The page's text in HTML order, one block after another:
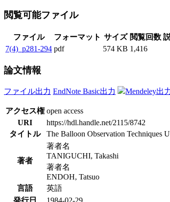
閲覧可能ファイル
ファイル フォーマット サイズ 閲覧回数
7(4)_p281-294 pdf 574 KB 1,416
論文情報
ファイル出力 EndNote Basic出力 Mendeley出
アクセス権 open access
URI
https://hdl.handle.net/2115/8742
タイトル
The Balloon Observation Techniques
著者
著者名
TANIGUCHI, Takashi
著者名
ENDOH, Tatsuo
言語
英語
発行日
1984-02-29